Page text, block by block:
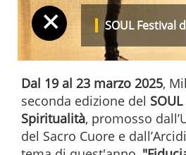
+ SOUL Festival
Dal 19 al 23 marzo 2025,
seconda edizione del
Spiritualità, promosso
del Sacro Cuore e